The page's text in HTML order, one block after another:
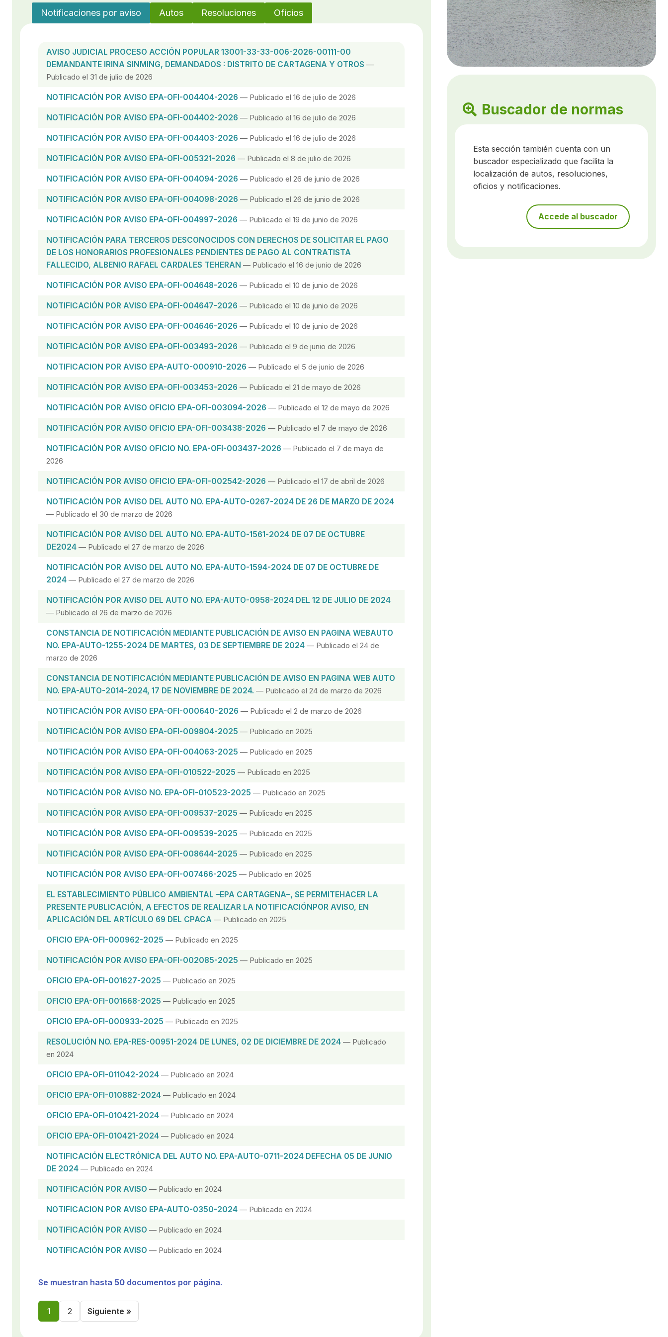
Notificaciones por aviso Autos Resoluciones Oficios
AVISO JUDICIAL PROCESO ACCIÓN POPULAR 13001-33-33-006-2026-00111-00
DEMANDANTE IRINA SINMING, DEMANDADOS : DISTRITO DE CARTAGENA Y OTROS —
Publicado el 31 de julio de 2026
NOTIFICACIÓN POR AVISO EPA-OFI-004404-2026 — Publicado el 16 de julio de 2026
NOTIFICACIÓN POR AVISO EPA-OFI-004402-2026 — Publicado el 16 de julio de 2026
NOTIFICACIÓN POR AVISO EPA-OFI-004403-2026 — Publicado el 16 de julio de 2026
NOTIFICACIÓN POR AVISO EPA-OFI-005321-2026 — Publicado el 8 de julio de 2026
NOTIFICACIÓN POR AVISO EPA-OFI-004094-2026 — Publicado el 26 de junio de 2026
NOTIFICACIÓN POR AVISO EPA-OFI-004098-2026 — Publicado el 26 de junio de 2026
NOTIFICACIÓN POR AVISO EPA-OFI-004997-2026 — Publicado el 19 de junio de 2026
NOTIFICACIÓN PARA TERCEROS DESCONOCIDOS CON DERECHOS DE SOLICITAR EL PAGO
DE LOS HONORARIOS PROFESIONALES PENDIENTES DE PAGO AL CONTRATISTA
FALLECIDO, ALBENIO RAFAEL CARDALES TEHERAN — Publicado el 16 de junio de 2026
NOTIFICACIÓN POR AVISO EPA-OFI-004648-2026 — Publicado el 10 de junio de 2026
NOTIFICACIÓN POR AVISO EPA-OFI-004647-2026 — Publicado el 10 de junio de 2026
NOTIFICACIÓN POR AVISO EPA-OFI-004646-2026 — Publicado el 10 de junio de 2026
NOTIFICACIÓN POR AVISO EPA-OFI-003493-2026 — Publicado el 9 de junio de 2026
NOTIFICACION POR AVISO EPA-AUTO-000910-2026 — Publicado el 5 de junio de 2026
NOTIFICACIÓN POR AVISO EPA-OFI-003453-2026 — Publicado el 21 de mayo de 2026
NOTIFICACIÓN POR AVISO OFICIO EPA-OFI-003094-2026 — Publicado el 12 de mayo de 2026
NOTIFICACIÓN POR AVISO OFICIO EPA-OFI-003438-2026 — Publicado el 7 de mayo de 2026
NOTIFICACIÓN POR AVISO OFICIO NO. EPA-OFI-003437-2026 — Publicado el 7 de mayo de
2026
NOTIFICACIÓN POR AVISO OFICIO EPA-OFI-002542-2026 — Publicado el 17 de abril de 2026
NOTIFICACIÓN POR AVISO DEL AUTO NO. EPA-AUTO-0267-2024 DE 26 DE MARZO DE 2024
— Publicado el 30 de marzo de 2026
NOTIFICACIÓN POR AVISO DEL AUTO NO. EPA-AUTO-1561-2024 DE 07 DE OCTUBRE
DE2024 — Publicado el 27 de marzo de 2026
NOTIFICACIÓN POR AVISO DEL AUTO NO. EPA-AUTO-1594-2024 DE 07 DE OCTUBRE DE
2024 — Publicado el 27 de marzo de 2026
NOTIFICACIÓN POR AVISO DEL AUTO NO. EPA-AUTO-0958-2024 DEL 12 DE JULIO DE 2024
— Publicado el 26 de marzo de 2026
CONSTANCIA DE NOTIFICACIÓN MEDIANTE PUBLICACIÓN DE AVISO EN PAGINA WEBAUTO
NO. EPA-AUTO-1255-2024 DE MARTES, 03 DE SEPTIEMBRE DE 2024 — Publicado el 24 de
marzo de 2026
CONSTANCIA DE NOTIFICACIÓN MEDIANTE PUBLICACIÓN DE AVISO EN PAGINA WEB AUTO
NO. EPA-AUTO-2014-2024, 17 DE NOVIEMBRE DE 2024. — Publicado el 24 de marzo de 2026
NOTIFICACIÓN POR AVISO EPA-OFI-000640-2026 — Publicado el 2 de marzo de 2026
NOTIFICACIÓN POR AVISO EPA-OFI-009804-2025 — Publicado en 2025
NOTIFICACIÓN POR AVISO EPA-OFI-004063-2025 — Publicado en 2025
NOTIFICACIÓN POR AVISO EPA-OFI-010522-2025 — Publicado en 2025
NOTIFICACIÓN POR AVISO NO. EPA-OFI-010523-2025 — Publicado en 2025
NOTIFICACIÓN POR AVISO EPA-OFI-009537-2025 — Publicado en 2025
NOTIFICACIÓN POR AVISO EPA-OFI-009539-2025 — Publicado en 2025
NOTIFICACIÓN POR AVISO EPA-OFI-008644-2025 — Publicado en 2025
NOTIFICACIÓN POR AVISO EPA-OFI-007466-2025 — Publicado en 2025
EL ESTABLECIMIENTO PÚBLICO AMBIENTAL –EPA CARTAGENA–, SE PERMITEHACER LA
PRESENTE PUBLICACIÓN, A EFECTOS DE REALIZAR LA NOTIFICACIÓNPOR AVISO, EN
APLICACIÓN DEL ARTÍCULO 69 DEL CPACA — Publicado en 2025
OFICIO EPA-OFI-000962-2025 — Publicado en 2025
NOTIFICACIÓN POR AVISO EPA-OFI-002085-2025 — Publicado en 2025
OFICIO EPA-OFI-001627-2025 — Publicado en 2025
OFICIO EPA-OFI-001668-2025 — Publicado en 2025
OFICIO EPA-OFI-000933-2025 — Publicado en 2025
RESOLUCIÓN NO. EPA-RES-00951-2024 DE LUNES, 02 DE DICIEMBRE DE 2024 — Publicado
en 2024
OFICIO EPA-OFI-011042-2024 — Publicado en 2024
OFICIO EPA-OFI-010882-2024 — Publicado en 2024
OFICIO EPA-OFI-010421-2024 — Publicado en 2024
OFICIO EPA-OFI-010421-2024 — Publicado en 2024
NOTIFICACIÓN ELECTRÓNICA DEL AUTO NO. EPA-AUTO-0711-2024 DEFECHA 05 DE JUNIO
DE 2024 — Publicado en 2024
NOTIFICACIÓN POR AVISO — Publicado en 2024
NOTIFICACION POR AVISO EPA-AUTO-0350-2024 — Publicado en 2024
NOTIFICACIÓN POR AVISO — Publicado en 2024
NOTIFICACIÓN POR AVISO — Publicado en 2024
Se muestran hasta 50 documentos por página.
1 2 Siguiente »
Buscador de normas
Esta sección también cuenta con un
buscador especializado que facilita la
localización de autos, resoluciones,
oficios y notificaciones.
Accede al buscador